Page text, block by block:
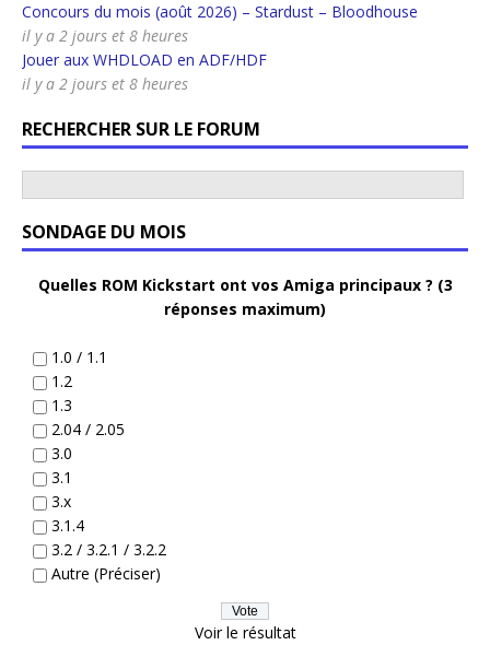
Concours du mois (août 2026) – Stardust – Bloodhouse
il y a 2 jours et 8 heures
Jouer aux WHDLOAD en ADF/HDF
il y a 2 jours et 8 heures
RECHERCHER SUR LE FORUM
SONDAGE DU MOIS
Quelles ROM Kickstart ont vos Amiga principaux ? (3
réponses maximum)
1.0 / 1.1
1.2
1.3
2.04 / 2.05
3.0
3.1
3.x
3.1.4
3.2 / 3.2.1 / 3.2.2
Autre (Préciser)
Voir le résultat